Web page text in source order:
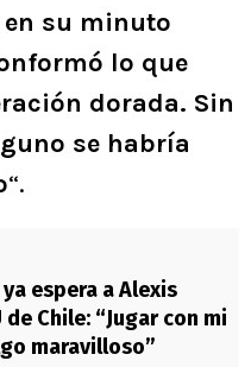
su minuto
lo que
dorada. Sin
se habría
“.
espera a Alexis
de Chile: “Jugar con mi
maravilloso”